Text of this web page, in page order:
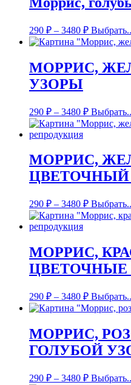
290 ₽ – 3480 ₽
МОРРИС,
УЗОРЫ
290 ₽ – 3480 ₽
МОРРИС,
ЦВЕТОЧНЫЙ
290 ₽ – 3480 ₽
МОРРИС,
ЦВЕТОЧНЫЕ
290 ₽ – 3480 ₽
МОРРИС,
ГОЛУБОЙ
290 ₽ – 3480 ₽